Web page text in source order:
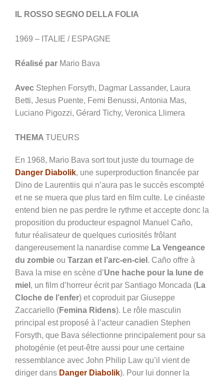
IL ROSSO SEGNO DELLA FOLIA
1969 – ITALIE / ESPAGNE
Réalisé par Mario Bava
Avec Stephen Forsyth, Dagmar Lassander, Laura
Betti, Jesus Puente, Femi Benussi, Antonia Mas,
Luciano Pigozzi, Gérard Tichy, Veronica Llimera
THEMA TUEURS
En 1968, Mario Bava sort tout juste du tournage de
Danger Diabolik, une superproduction financée par
Dino de Laurentiis qui n’aura pas le succès escompté
et ne se muera que plus tard en film culte. Le cinéaste
entend bien ne pas perdre le rythme et accepte donc la
proposition du producteur espagnol Manuel Caño,
futur réalisateur de quelques curiosités frôlant
dangereusement la nanardise comme La Vengeance
du zombie ou Tarzan et l’arc-en-ciel . Caño offre à
Bava la mise en scène d’Une hache pour la lune de
miel , un film d’horreur écrit par Santiago Moncada (La
Cloche de l’enfer) et coproduit par Giuseppe
Zaccariello (Femina Ridens). Le rôle masculin
principal est proposé à l’acteur canadien Stephen
Forsyth, que Bava sélectionne principalement pour sa
photogénie (et peut-être aussi pour une certaine
ressemblance avec John Philip Law qu’il vient de
diriger dans Danger Diabolik). Pour lui donner la